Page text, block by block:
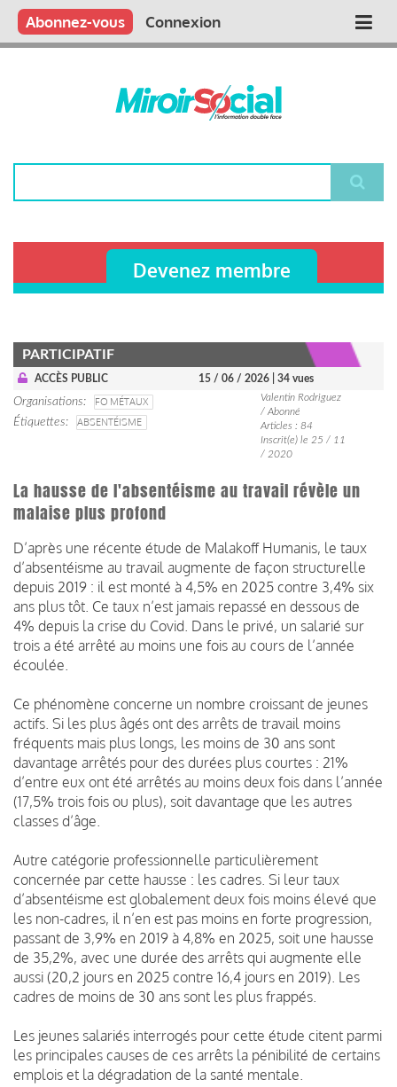
Aller
contenu
Main
Qui sommes nous ?
Vous publiez
Nous publions
Contactez-nous
Abonnez-vous Connexion
Devenez membre
PARTICIPATIF
ACCÈS PUBLIC 15 / 06 / 2026 | 34 vues
Organisations
FO MÉTAUX
Étiquettes
ABSENTÉISME
Valentin Rodriguez
/ Abonné
Articles : 84
Inscrit(e) le 25 / 11
/ 2020
La hausse de l'absentéisme au travail révèle un
malaise plus profond
D’après une récente étude de Malakoff Humanis, le taux
d’absentéisme au travail augmente de façon structurelle
depuis 2019 : il est monté à 4,5% en 2025 contre 3,4% six
ans plus tôt. Ce taux n’est jamais repassé en dessous de
4% depuis la crise du Covid. Dans le privé, un salarié sur
trois a été arrêté au moins une fois au cours de l’année
écoulée.
Ce phénomène concerne un nombre croissant de jeunes
actifs. Si les plus âgés ont des arrêts de travail moins
fréquents mais plus longs, les moins de 30 ans sont
davantage arrêtés pour des durées plus courtes : 21%
d’entre eux ont été arrêtés au moins deux fois dans l’année
(17,5% trois fois ou plus), soit davantage que les autres
classes d’âge.
Autre catégorie professionnelle particulièrement
concernée par cette hausse : les cadres. Si leur taux
d’absentéisme est globalement deux fois moins élevé que
les non-cadres, il n’en est pas moins en forte progression,
passant de 3,9% en 2019 à 4,8% en 2025, soit une hausse
de 35,2%, avec une durée des arrêts qui augmente elle
aussi (20,2 jours en 2025 contre 16,4 jours en 2019). Les
cadres de moins de 30 ans sont les plus frappés.
Les jeunes salariés interrogés pour cette étude citent parmi
les principales causes de ces arrêts la pénibilité de certains
emplois et la dégradation de la santé mentale.